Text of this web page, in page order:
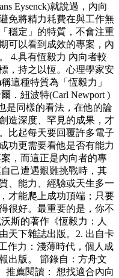
Eysenck)就說過，內向
免將精力耗費在與工作無
穩定」的特質，不會注重
可以看到成效的專案，內
4.具有恆毅力 內向者較
，持之以恆。心理學家安
這種特質為「恆毅力」
．紐波特(Carl Newport )
是同樣的看法，在他的論
造深度、罕見的成果，才
比起每天要回覆許多電子
功更需要看他是否有能力
，而這正是內向者的專
己遭遇艱難挑戰時，其
、能力、經驗或天生多一
才能爬上成功頂端；只要
很好。最重要的是，你不
斯的著作《恆毅力：人
天下雜誌出版。2. 出自卡
作力：淺薄時代，個人成
出版。 節錄自：方舟文
推薦閱讀： 想找適合內向